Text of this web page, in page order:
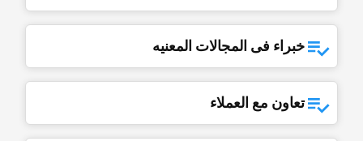
خبراء فی المجالات المعنیه
تعاون مع العملاء